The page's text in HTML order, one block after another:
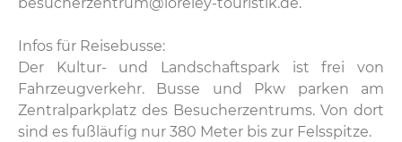
Infos für Reisebusse:
Der Kultur- und Landschaftspark ist frei von
Fahrzeugverkehr. Busse und Pkw parken am
Zentralparkplatz des Besucherzentrums. Von dort
sind es fußläufig nur 380 Meter bis zur Felsspitze.